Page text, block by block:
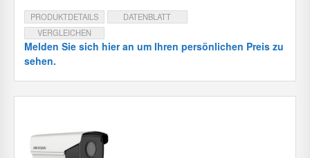
PRODUKTDETAILS
DATENBLATT
VERGLEICHEN
Melden Sie sich hier an um Ihren persönlichen Preis zu
sehen.